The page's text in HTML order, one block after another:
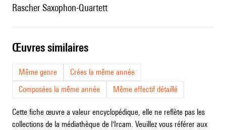
Rascher Saxophon-Quartett
œuvres similaires
Même genre
Crées la même année
Composées la même année
Même effectif détaillé
Cette fiche œuvre a valeur encyclopédique, elle ne reflète pas les
collections de la médiathèque de l'Ircam. Veuillez vous référer aux